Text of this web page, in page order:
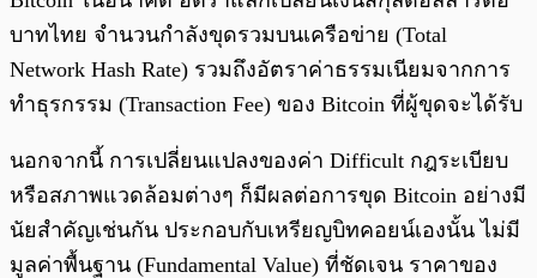
บาทไทย จำนวนกำลังขุดรวมบนเครือข่าย (Total
Network Hash Rate) รวมถึงอัตราค่าธรรมเนียมจากการ
ทำธุรกรรม (Transaction Fee) ของ Bitcoin ที่ผู้ขุดจะได้รับ
นอกจากนี้ การเปลี่ยนแปลงของค่า Difficult กฎระเบียบ
หรือสภาพแวดล้อมต่างๆ ก็มีผลต่อการขุด Bitcoin อย่างมี
นัยสำคัญเช่นกัน ประกอบกับเหรียญบิทคอยน์เองนั้น ไม่มี
มูลค่าพื้นฐาน (Fundamental Value) ที่ชัดเจน ราคาของ